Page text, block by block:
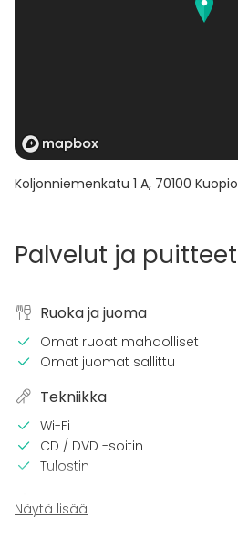
Koljonniemenkatu 1 A, 70100 Kuopio
Palvelut ja puitteet
Ruoka ja juoma
Omat ruoat mahdolliset
Omat juomat sallittu
Tekniikka
Wi-Fi
CD / DVD -soitin
Tulostin
Tilaan kuuluu
Näytä lisää